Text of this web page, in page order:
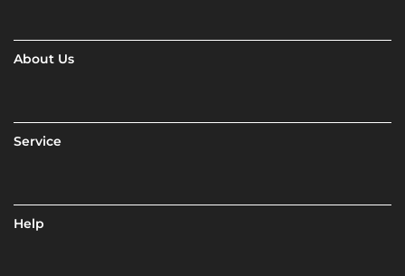
About Us
Service
Help